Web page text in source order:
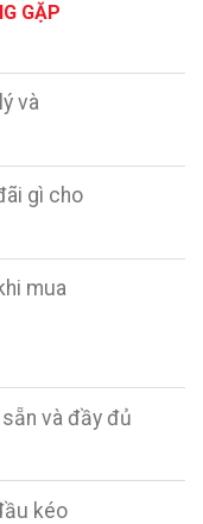
GẶP
và
gì cho
mua
và đầy đủ
kéo